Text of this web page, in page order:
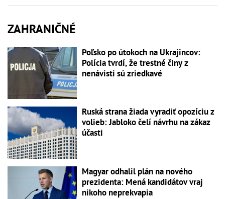
ZAHRANIČNÉ
Poľsko po útokoch na Ukrajincov:
Polícia tvrdí, že trestné činy z
nenávisti sú zriedkavé
Ruská strana žiada vyradiť opozíciu z
volieb: Jabloko čelí návrhu na zákaz
účasti
Magyar odhalil plán na nového
prezidenta: Mená kandidátov vraj
nikoho neprekvapia